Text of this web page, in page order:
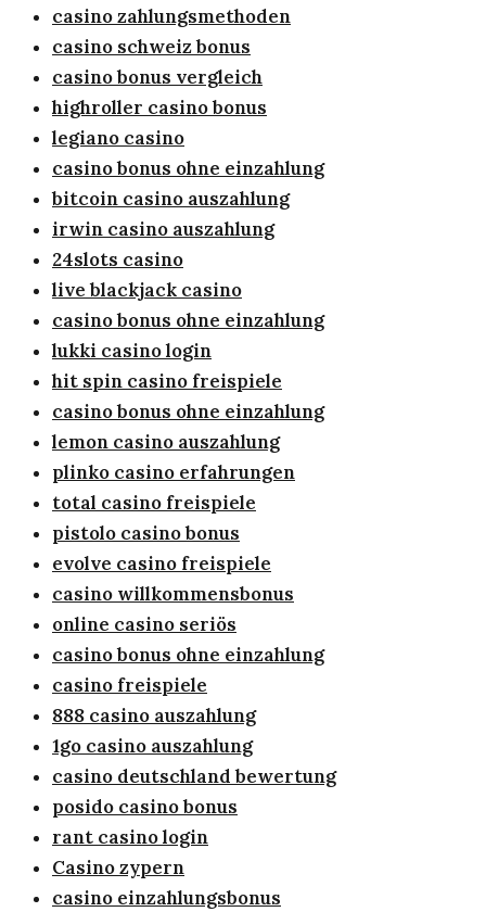
casino zahlungsmethoden
casino schweiz bonus
casino bonus vergleich
highroller casino bonus
legiano casino
casino bonus ohne einzahlung
bitcoin casino auszahlung
irwin casino auszahlung
24slots casino
live blackjack casino
casino bonus ohne einzahlung
lukki casino login
hit spin casino freispiele
casino bonus ohne einzahlung
lemon casino auszahlung
plinko casino erfahrungen
total casino freispiele
pistolo casino bonus
evolve casino freispiele
casino willkommensbonus
online casino seriös
casino bonus ohne einzahlung
casino freispiele
888 casino auszahlung
1go casino auszahlung
casino deutschland bewertung
posido casino bonus
rant casino login
Casino zypern
casino einzahlungsbonus